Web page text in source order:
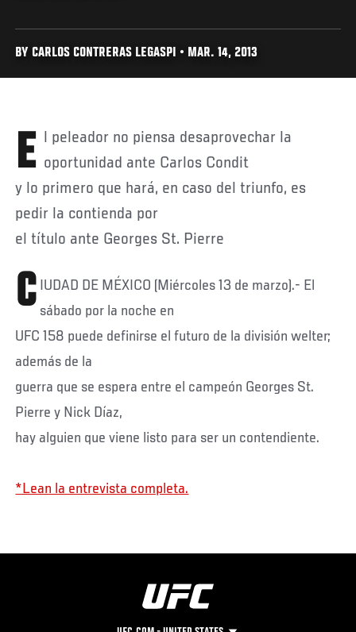
BY CARLOS CONTRERAS LEGASPI • MAR. 14, 2013
El peleador no piensa desaprovechar la oportunidad ante Carlos Condit
y lo primero que hará, en caso del triunfo, es
pedir la contienda por
el título ante Georges St. Pierre
C IUDAD DE MÉXICO (Miércoles 13 de marzo).- El
sábado por la noche en
UFC 158 puede definirse el futuro de la división welter;
además de la
guerra que se espera entre el campeón Georges St.
Pierre y Nick Díaz,
hay alguien que viene listo para ser un contendiente.
*Lean la entrevista completa.